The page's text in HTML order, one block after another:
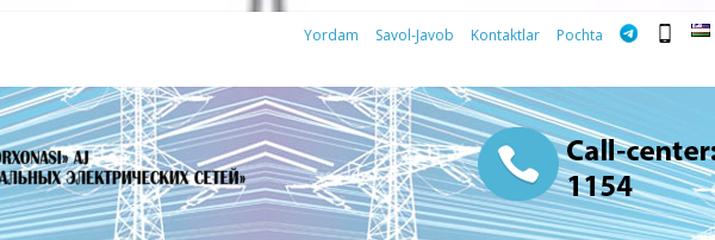
Yordam Savol-Javob Kontaktlar Pochta